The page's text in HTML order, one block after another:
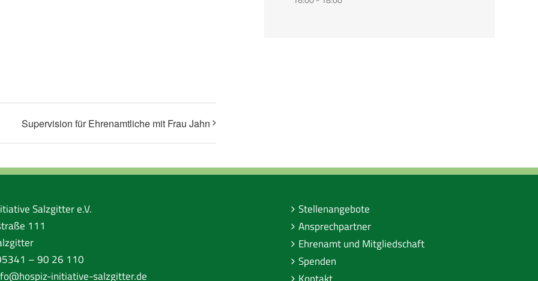
Supervision für Ehrenamtliche mit Frau Jahn
Salzgitter e.V.
111
– 90 26 110
initiative-salzgitter.de
Stellenangebote
Ansprechpartner
Ehrenamt und Mitgliedschaft
Spenden